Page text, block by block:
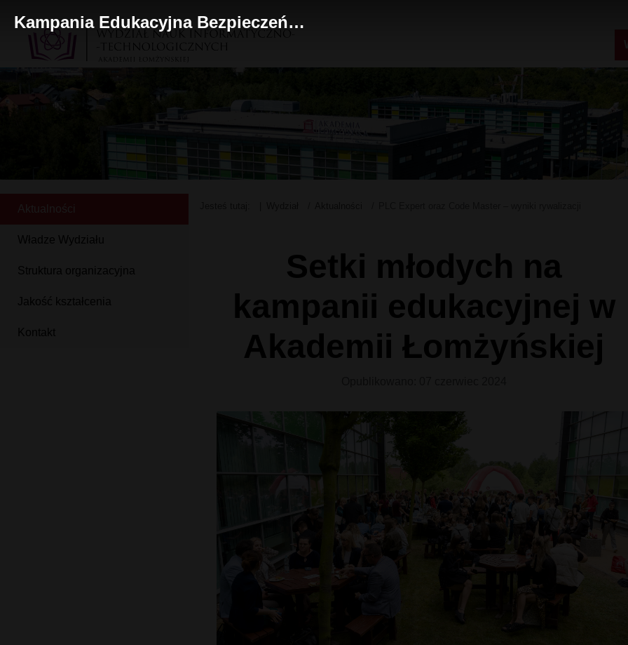
Władze Wydziału
Struktura organizacyjna
Jakość kształcenia
Kontakt
Setki młodych na
kampanii edukacyjnej w
Akademii Łomżyńskiej
Kampania Edukacyjna Bezpieczeństwo żywności